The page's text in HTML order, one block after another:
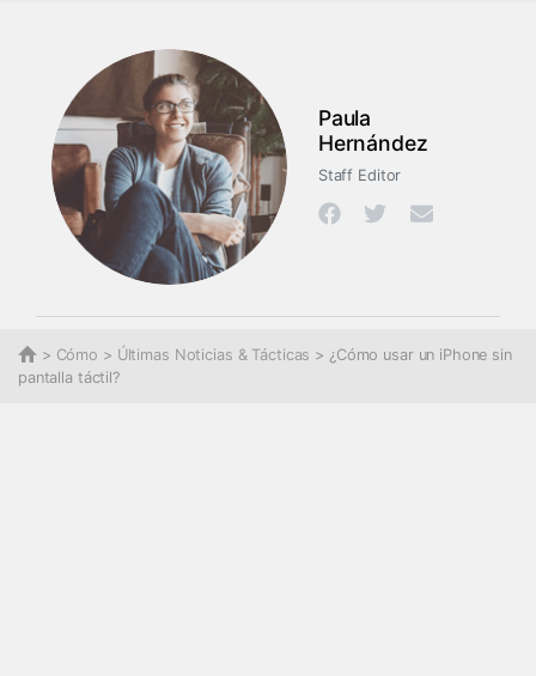
Paula
Hernández
Staff Editor
> Cómo > Últimas Noticias & Tácticas > ¿Cómo usar un iPhone sin
pantalla táctil?